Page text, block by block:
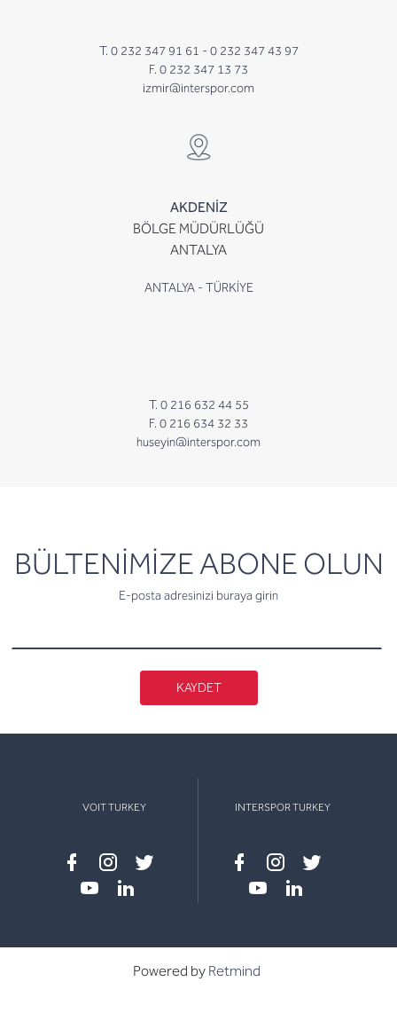
T. 0 232 347 91 61 - 0 232 347 43 97
F. 0 232 347 13 73
izmir@interspor.com
AKDENİZ
BÖLGE MÜDÜRLÜĞÜ
ANTALYA
ANTALYA - TÜRKİYE
T. 0 216 632 44 55
F. 0 216 634 32 33
huseyin@interspor.com
BÜLTENİMİZE ABONE OLUN
E-posta adresinizi buraya girin
newsletter
KAYDET
VOIT TURKEY
Facebook
instagram
twitter
INTERSPOR TURKEY
Facebook
instagram
twitter
Powered by Retmind